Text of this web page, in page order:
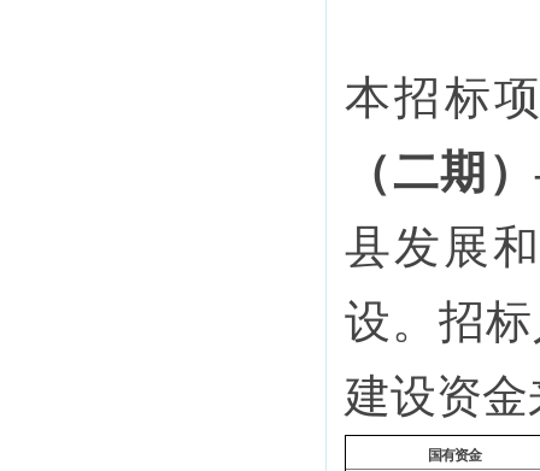
本招标
（二期）
县发展
设。招
建设资金
国有资金